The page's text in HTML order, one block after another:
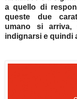
a quello di
queste due
umano si arriva,
indignarsi e quindi